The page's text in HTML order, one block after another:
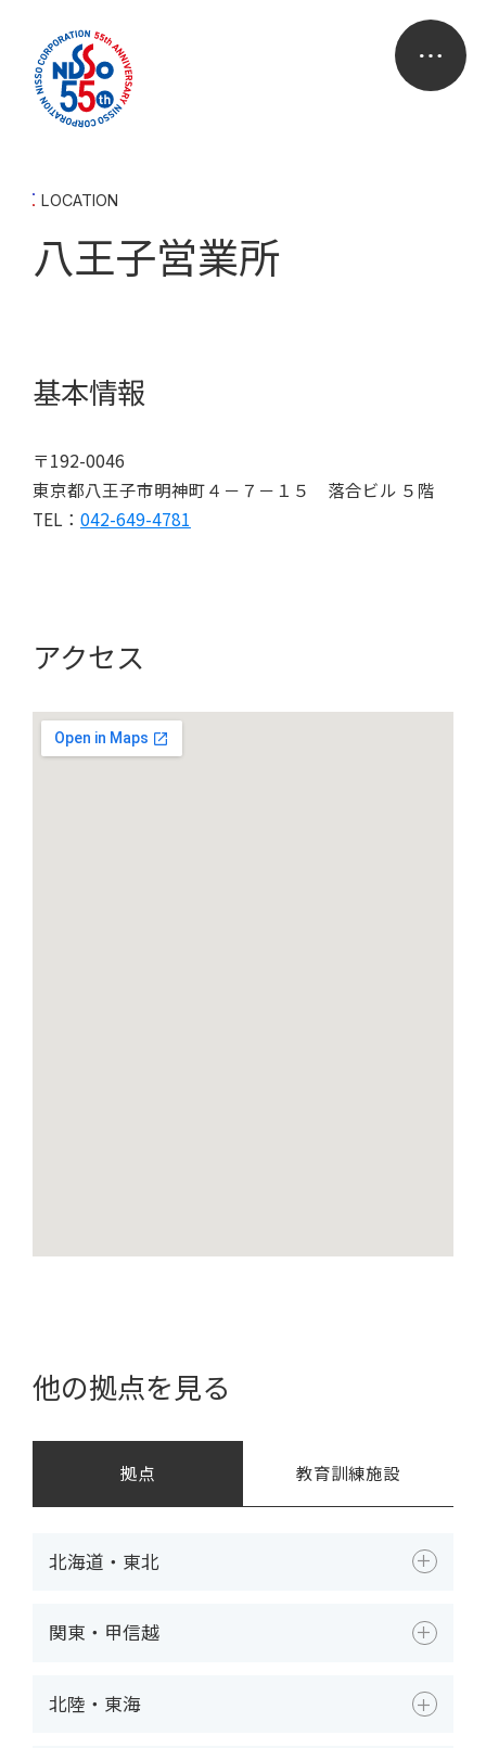
八王子営業所
LOCATION
基本情報
〒192-0046
東京都八王子市明神町４－７－１５ 落合ビル ５階
TEL： 042-649-4781
アクセス
他の拠点を見る
拠点 教育訓練施設
北海道・東北
関東・甲信越
北陸・東海